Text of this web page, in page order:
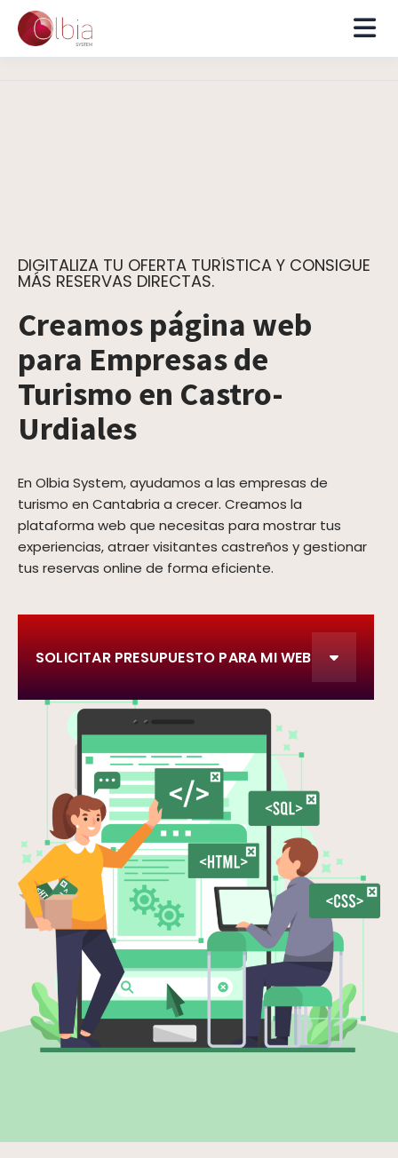
DIGITALIZA TU OFERTA TURÍSTICA Y CONSIGUE
MÁS RESERVAS DIRECTAS.
Creamos página web
para Empresas de
Turismo en Castro-
Urdiales
En Olbia System, ayudamos a las empresas de
turismo en Cantabria a crecer. Creamos la
plataforma web que necesitas para mostrar tus
experiencias, atraer visitantes castreños y gestionar
tus reservas online de forma eficiente.
SOLICITAR PRESUPUESTO PARA MI WEB